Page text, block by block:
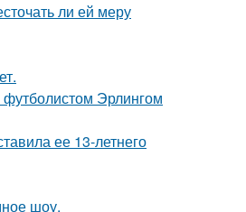
ли ей меру
Эрлингом
ее 13-летнего
шоу.